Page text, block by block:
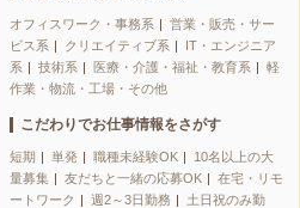
オフィスワーク・事務系
営業・販売・サー
ビス系
クリエイティブ系
IT・エンジニア
系
技術系 医療・介護・福祉・教育系
軽
作業・物流・工場・その他
こだわりでお仕事情報をさがす
短期 単発 職種未経験OK
10名以上の大
量募集
友だちと一緒の応募OK
在宅・リモ
ートワーク
週2～3日勤務
土日祝のみ勤